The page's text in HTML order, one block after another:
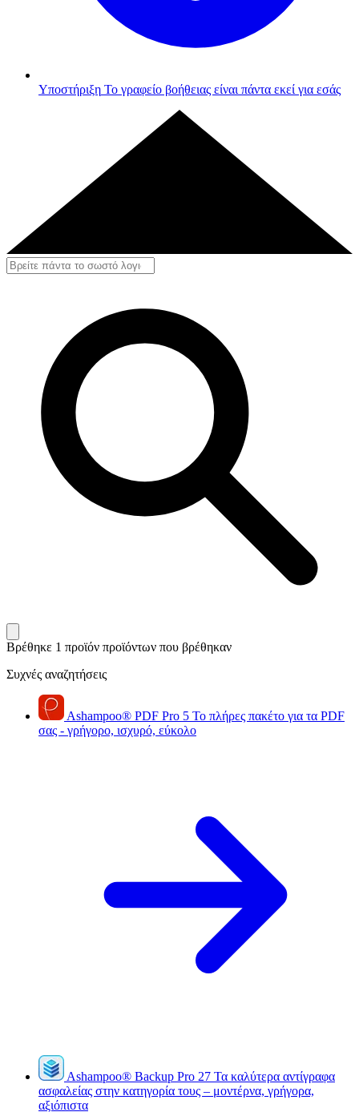
Υποστήριξη Το γραφείο βοήθειας είναι πάντα εκεί για εσάς
Βρέθηκε 1 προϊόν προϊόντων που βρέθηκαν
Συχνές αναζητήσεις
Ashampoo® PDF Pro 5 Το πλήρες πακέτο για τα PDF
σας - γρήγορο, ισχυρό, εύκολο
Ashampoo® Backup Pro 27 Τα καλύτερα αντίγραφα
ασφαλείας στην κατηγορία τους – μοντέρνα, γρήγορα,
αξιόπιστα